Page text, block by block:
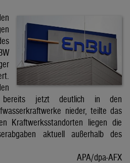
bereits jetzt deutlich in den
nieder, teilte das
Kraftwerksstandorten liegen die
aktuell außerhalb des
APA/dpa-AFX